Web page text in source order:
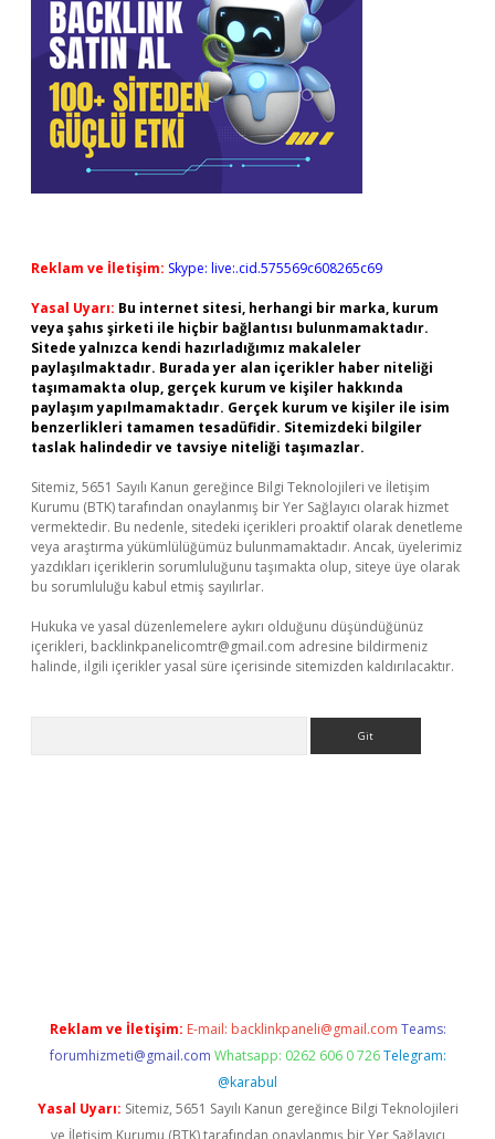
Reklam ve İletişim: Skype: live:.cid.575569c608265c69
Yasal Uyarı: Bu internet sitesi, herhangi bir marka, kurum
veya şahıs şirketi ile hiçbir bağlantısı bulunmamaktadır.
Sitede yalnızca kendi hazırladığımız makaleler
paylaşılmaktadır. Burada yer alan içerikler haber niteliği
taşımamakta olup, gerçek kurum ve kişiler hakkında
paylaşım yapılmamaktadır. Gerçek kurum ve kişiler ile isim
benzerlikleri tamamen tesadüfidir. Sitemizdeki bilgiler
taslak halindedir ve tavsiye niteliği taşımazlar.
Sitemiz, 5651 Sayılı Kanun gereğince Bilgi Teknolojileri ve İletişim
Kurumu (BTK) tarafından onaylanmış bir Yer Sağlayıcı olarak hizmet
vermektedir. Bu nedenle, sitedeki içerikleri proaktif olarak denetleme
veya araştırma yükümlülüğümüz bulunmamaktadır. Ancak, üyelerimiz
yazdıkları içeriklerin sorumluluğunu taşımakta olup, siteye üye olarak
bu sorumluluğu kabul etmiş sayılırlar.
Hukuka ve yasal düzenlemelere aykırı olduğunu düşündüğünüz
içerikleri, backlinkpanelicomtr@gmail.com adresine bildirmeniz
halinde, ilgili içerikler yasal süre içerisinde sitemizden kaldırılacaktır.
Reklam ve İletişim: E-mail: backlinkpaneli@gmail.com Teams:
forumhizmeti@gmail.com Whatsapp: 0262 606 0 726 Telegram:
@karabul
Yasal Uyarı: Sitemiz, 5651 Sayılı Kanun gereğince Bilgi Teknolojileri
ve İletişim Kurumu (BTK) tarafından onaylanmış bir Yer Sağlayıcı